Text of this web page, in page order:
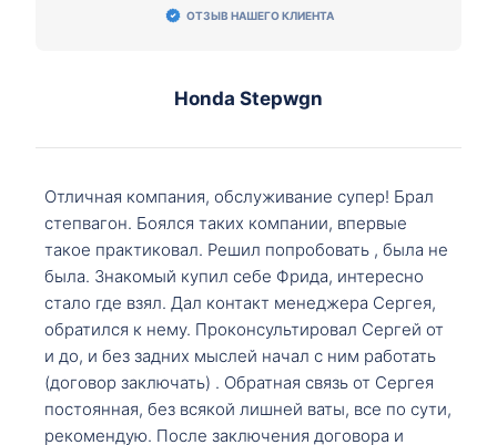
ОТЗЫВ НАШЕГО КЛИЕНТА
Honda Stepwgn
Отличная компания, обслуживание супер! Брал
степвагон. Боялся таких компании, впервые
такое практиковал. Решил попробовать , была не
была. Знакомый купил себе Фрида, интересно
стало где взял. Дал контакт менеджера Сергея,
обратился к нему. Проконсультировал Сергей от
и до, и без задних мыслей начал с ним работать
(договор заключать) . Обратная связь от Сергея
постоянная, без всякой лишней ваты, все по сути,
рекомендую. После заключения договора и